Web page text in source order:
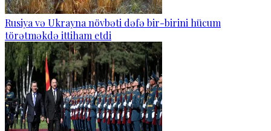
Rusiya və Ukrayna növbəti dəfə bir-birini hücum
törətməkdə ittiham etdi